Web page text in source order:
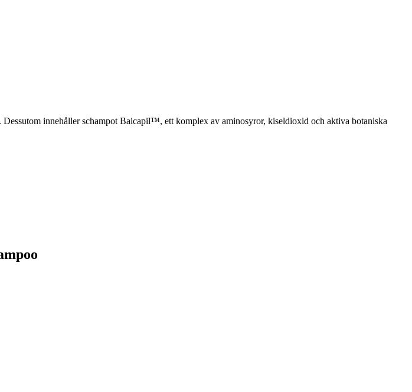
innehåller schampot Baicapil™, ett komplex av aminosyror, kiseldioxid och aktiva botaniska